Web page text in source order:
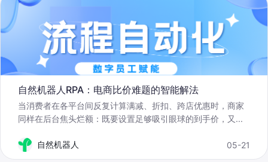
自然机器人RPA：电商比价难题的智能解法
当消费者在各平台间反复计算满减、折扣、跨店优惠时，商家
同样在后台焦头烂额：既要设置足够吸引眼球的到手价，又 ...
自然机器人 05-21